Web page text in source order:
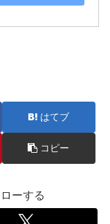
はてブ
コピー
ーする